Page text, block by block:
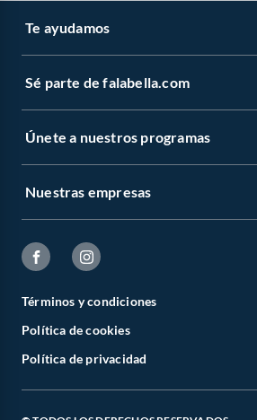
Te ayudamos
Sé parte de falabella.com
Únete a nuestros programas
Nuestras empresas
Términos y condiciones
Política de cookies
Política de privacidad